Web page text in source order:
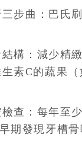
步曲：巴氏
構：減少精
素C的蔬果
查：每年至
期發現牙槽骨